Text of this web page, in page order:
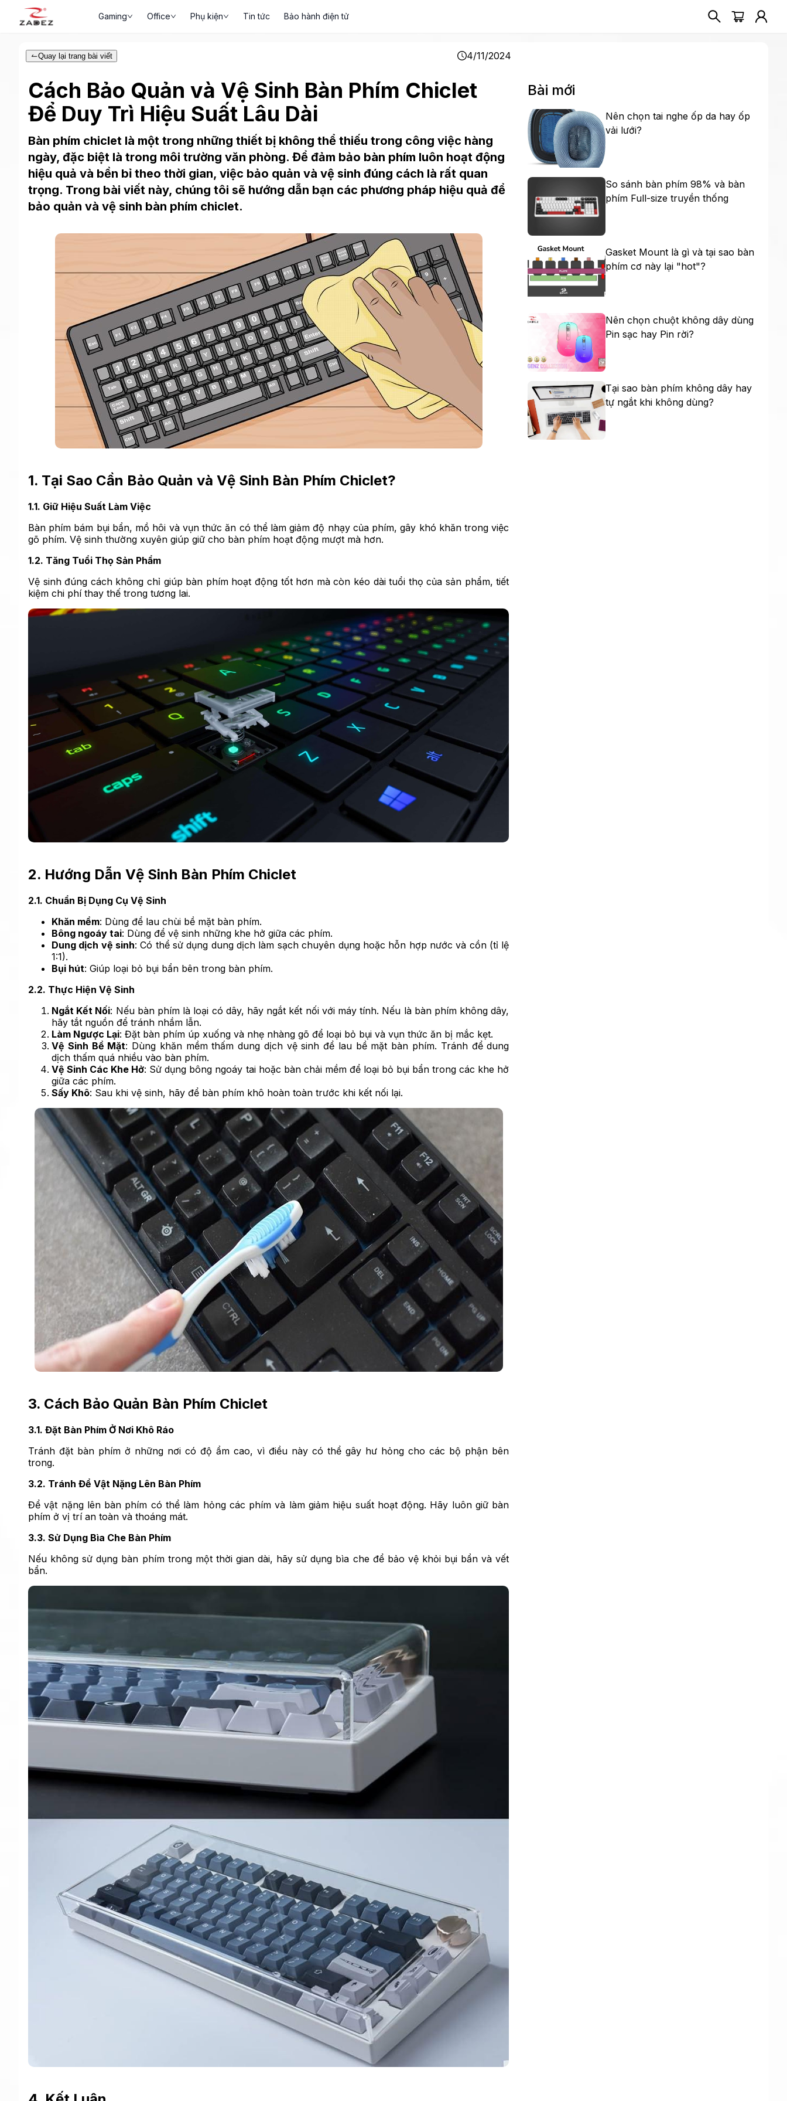
Gaming Office Phụ kiện Tin tức Bảo hành điện tử
Quay lại trang bài viết 4/11/2024
Cách Bảo Quản và Vệ Sinh Bàn Phím Chiclet
Để Duy Trì Hiệu Suất Lâu Dài
Bàn phím chiclet là một trong những thiết bị không thể thiếu trong công việc hàng
ngày, đặc biệt là trong môi trường văn phòng. Để đảm bảo bàn phím luôn hoạt động
hiệu quả và bền bỉ theo thời gian, việc bảo quản và vệ sinh đúng cách là rất quan
trọng. Trong bài viết này, chúng tôi sẽ hướng dẫn bạn các phương pháp hiệu quả để
bảo quản và vệ sinh bàn phím chiclet.
1. Tại Sao Cần Bảo Quản và Vệ Sinh Bàn Phím Chiclet?
1.1. Giữ Hiệu Suất Làm Việc
Bàn phím bám bụi bẩn, mồ hôi và vụn thức ăn có thể làm giảm độ nhạy của phím, gây khó khăn trong việc
gõ phím. Vệ sinh thường xuyên giúp giữ cho bàn phím hoạt động mượt mà hơn.
1.2. Tăng Tuổi Thọ Sản Phẩm
Vệ sinh đúng cách không chỉ giúp bàn phím hoạt động tốt hơn mà còn kéo dài tuổi thọ của sản phẩm, tiết
kiệm chi phí thay thế trong tương lai.
2. Hướng Dẫn Vệ Sinh Bàn Phím Chiclet
2.1. Chuẩn Bị Dụng Cụ Vệ Sinh
Khăn mềm: Dùng để lau chùi bề mặt bàn phím.
Bông ngoáy tai: Dùng để vệ sinh những khe hở giữa các phím.
Dung dịch vệ sinh: Có thể sử dụng dung dịch làm sạch chuyên dụng hoặc hỗn hợp nước và cồn (tỉ lệ
1:1).
Bụi hút: Giúp loại bỏ bụi bẩn bên trong bàn phím.
2.2. Thực Hiện Vệ Sinh
Ngắt Kết Nối: Nếu bàn phím là loại có dây, hãy ngắt kết nối với máy tính. Nếu là bàn phím không dây,
hãy tắt nguồn để tránh nhầm lẫn.
Làm Ngược Lại: Đặt bàn phím úp xuống và nhẹ nhàng gõ để loại bỏ bụi và vụn thức ăn bị mắc kẹt.
Vệ Sinh Bề Mặt: Dùng khăn mềm thấm dung dịch vệ sinh để lau bề mặt bàn phím. Tránh để dung
dịch thấm quá nhiều vào bàn phím.
Vệ Sinh Các Khe Hở: Sử dụng bông ngoáy tai hoặc bàn chải mềm để loại bỏ bụi bẩn trong các khe hở
giữa các phím.
Sấy Khô: Sau khi vệ sinh, hãy để bàn phím khô hoàn toàn trước khi kết nối lại.
3. Cách Bảo Quản Bàn Phím Chiclet
3.1. Đặt Bàn Phím Ở Nơi Khô Ráo
Tránh đặt bàn phím ở những nơi có độ ẩm cao, vì điều này có thể gây hư hỏng cho các bộ phận bên
trong.
3.2. Tránh Để Vật Nặng Lên Bàn Phím
Để vật nặng lên bàn phím có thể làm hỏng các phím và làm giảm hiệu suất hoạt động. Hãy luôn giữ bàn
phím ở vị trí an toàn và thoáng mát.
3.3. Sử Dụng Bìa Che Bàn Phím
Nếu không sử dụng bàn phím trong một thời gian dài, hãy sử dụng bìa che để bảo vệ khỏi bụi bẩn và vết
bẩn.
Bài mới
Nên chọn tai nghe ốp da hay ốp
vải lưới?
So sánh bàn phím 98% và bàn
phím Full-size truyền thống
Gasket Mount là gì và tại sao bàn
phím cơ này lại "hot"?
Nên chọn chuột không dây dùng
Pin sạc hay Pin rời?
Tại sao bàn phím không dây hay
tự ngắt khi không dùng?